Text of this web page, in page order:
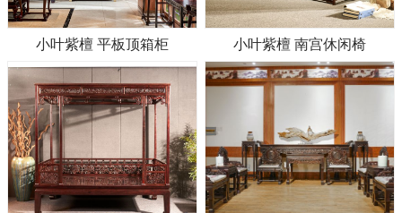
小叶紫檀 平板顶箱柜 小叶紫檀 南宫休闲椅